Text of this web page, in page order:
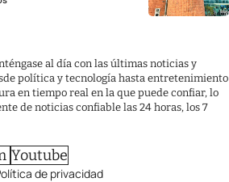
al día con las últimas noticias y
política y tecnología hasta entretenimiento
en tiempo real en la que puede confiar, lo
de noticias confiable las 24 horas, los 7
Youtube
de privacidad